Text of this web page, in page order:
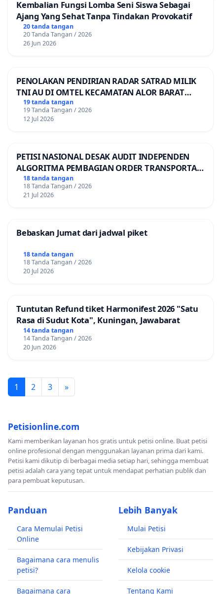
Kembalian Fungsi Lomba Seni Siswa Sebagai
Ajang Yang Sehat Tanpa Tindakan Provokatif
20 tanda tangan
20 Tanda Tangan / 2026
26 Jun 2026
PENOLAKAN PENDIRIAN RADAR SATRAD MILIK
TNI AU DI OMTEL KECAMATAN ALOR BARAT
LAUT, KABUPATEN ALOR
19 tanda tangan
19 Tanda Tangan / 2026
12 Jul 2026
PETISI NASIONAL DESAK AUDIT INDEPENDEN
ALGORITMA PEMBAGIAN ORDER TRANSPORTASI
ONLINE
18 tanda tangan
18 Tanda Tangan / 2026
21 Jul 2026
Bebaskan Jumat dari jadwal piket
18 tanda tangan
18 Tanda Tangan / 2026
20 Jul 2026
Tuntutan Refund tiket Harmonifest 2026 "Satu
Rasa di Sudut Kota", Kuningan, Jawabarat
14 tanda tangan
14 Tanda Tangan / 2026
20 Jun 2026
1 2 3 »
Petisionline.com
Kami memberikan layanan hos gratis untuk petisi online. Buat petisi
online profesional dengan menggunakan layanan prima dari kami.
Petisi kami dikutip di berbagai media setiap hari, sehingga membuat
petisi adalah cara yang tepat untuk mendapat perhatian publik dan
para pembuat keputusan.
Panduan
Cara Memulai Petisi
Online
Bagaimana cara menulis
petisi?
Bagaimana cara
Lebih Banyak
Mulai Petisi
Kebijakan Privasi
Kelola cookie
Tentang Kami